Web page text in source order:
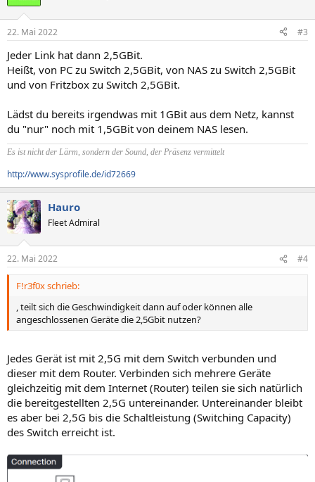
i
e
:
22. Mai 2022 #3
Jeder Link hat dann 2,5GBit.
Heißt, von PC zu Switch 2,5GBit, von NAS zu Switch 2,5GBit
und von Fritzbox zu Switch 2,5GBit.
Lädst du bereits irgendwas mit 1GBit aus dem Netz, kannst
du "nur" noch mit 1,5GBit von deinem NAS lesen.
Es ist nicht der Lärm, sondern der Sound, der Präsenz vermittelt
http://www.sysprofile.de/id72669
Hauro
Fleet Admiral
22. Mai 2022 #4
F!r3f0x schrieb:
, teilt sich die Geschwindigkeit dann auf oder können alle
angeschlossenen Geräte die 2,5Gbit nutzen?
Jedes Gerät ist mit 2,5G mit dem Switch verbunden und
dieser mit dem Router. Verbinden sich mehrere Geräte
gleichzeitig mit dem Internet (Router) teilen sie sich natürlich
die bereitgestellten 2,5G untereinander. Untereinander bleibt
es aber bei 2,5G bis die Schaltleistung (Switching Capacity)
des Switch erreicht ist.